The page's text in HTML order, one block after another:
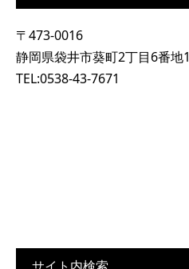
〒473-0016
静岡県袋井市葵町2丁目6番地1
TEL:0538-43-7671